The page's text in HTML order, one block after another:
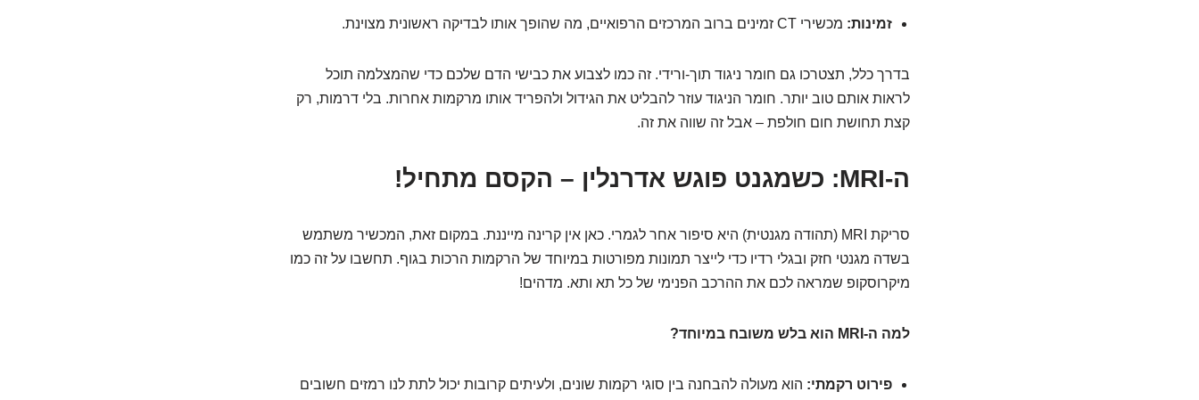
זמינות: מכשירי CT זמינים ברוב המרכזים הרפואיים, מה שהופך אותו לבדיקה ראשונית מצוינת.
בדרך כלל, תצטרכו גם חומר ניגוד תוך-ורידי. זה כמו לצבוע את כבישי הדם שלכם כדי שהמצלמה תוכל
לראות אותם טוב יותר. חומר הניגוד עוזר להבליט את הגידול ולהפריד אותו מרקמות אחרות. בלי דרמות, רק
קצת תחושת חום חולפת – אבל זה שווה את זה.
ה-MRI: כשמגנט פוגש אדרנלין – הקסם מתחיל!
סריקת MRI (תהודה מגנטית) היא סיפור אחר לגמרי. כאן אין קרינה מייננת. במקום זאת, המכשיר משתמש
בשדה מגנטי חזק ובגלי רדיו כדי לייצר תמונות מפורטות במיוחד של הרקמות הרכות בגוף. תחשבו על זה כמו
מיקרוסקופ שמראה לכם את ההרכב הפנימי של כל תא ותא. מדהים!
למה ה-MRI הוא בלש משובח במיוחד?
פירוט רקמתי: הוא מעולה להבחנה בין סוגי רקמות שונים, ולעיתים קרובות יכול לתת לנו רמזים חשובים